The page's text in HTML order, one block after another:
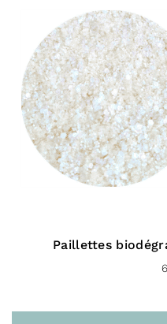
Livraison gratuite
Vers l’international :
À domicile
Livraison gratuite
Paillettes